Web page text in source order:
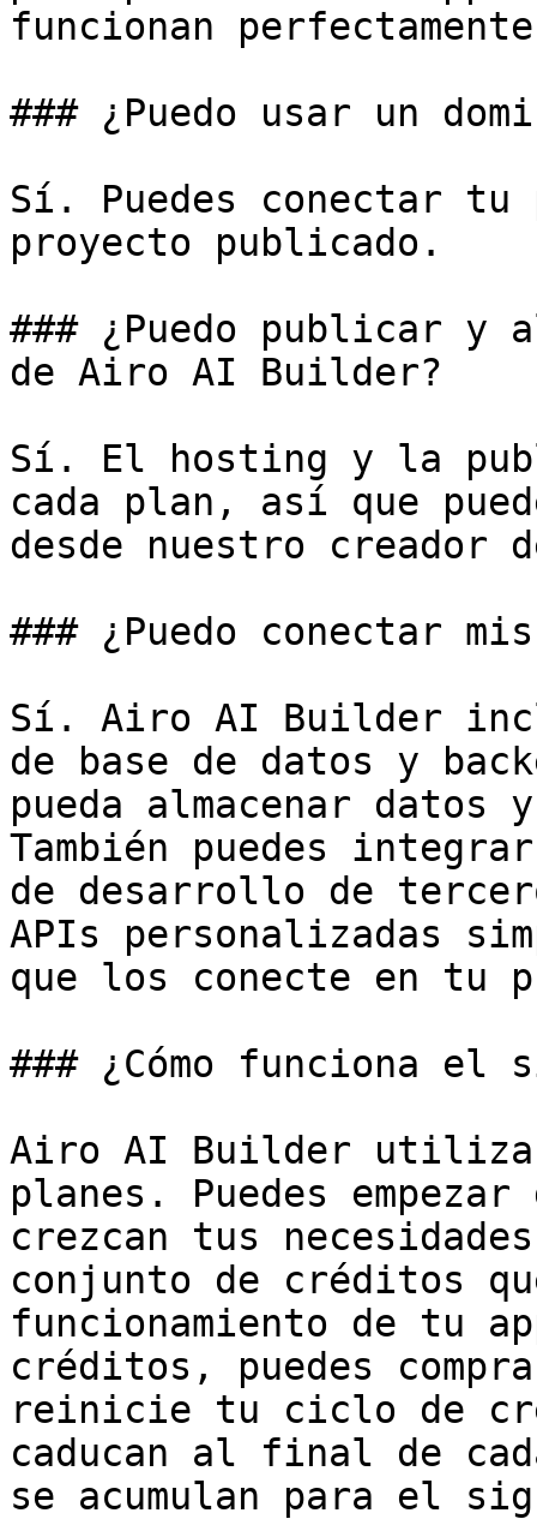
funcionan
### ¿Puedo usar un
Sí. Puedes conectar
proyecto publicado.
### ¿Puedo publicar y
de Airo AI Builder?
Sí. El hosting y la
cada plan, así que
desde nuestro creador
### ¿Puedo conectar
Sí. Airo AI Builder
de base de datos y
pueda almacenar
También puedes
de desarrollo de
APIs personalizadas
que los conecte en tu
### ¿Cómo funciona el
Airo AI Builder utiliza
planes. Puedes
crezcan tus
conjunto de créditos
funcionamiento de tu
créditos, puedes
reinicie tu ciclo de
caducan al final de
se acumulan para el